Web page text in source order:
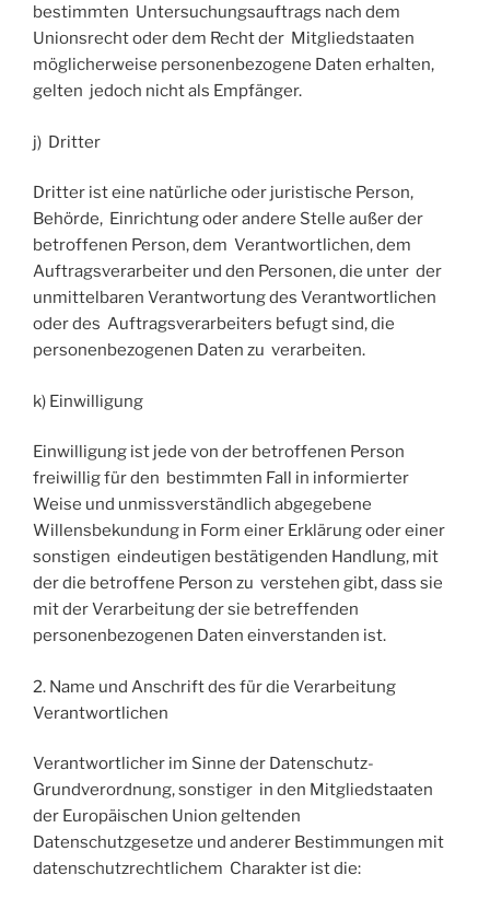
bestimmten Untersuchungsauftrags nach dem
Unionsrecht oder dem Recht der Mitgliedstaaten
möglicherweise personenbezogene Daten erhalten,
gelten jedoch nicht als Empfänger.
j) Dritter
Dritter ist eine natürliche oder juristische Person,
Behörde, Einrichtung oder andere Stelle außer der
betroffenen Person, dem Verantwortlichen, dem
Auftragsverarbeiter und den Personen, die unter der
unmittelbaren Verantwortung des Verantwortlichen
oder des Auftragsverarbeiters befugt sind, die
personenbezogenen Daten zu verarbeiten.
k) Einwilligung
Einwilligung ist jede von der betroffenen Person
freiwillig für den bestimmten Fall in informierter
Weise und unmissverständlich abgegebene
Willensbekundung in Form einer Erklärung oder einer
sonstigen eindeutigen bestätigenden Handlung, mit
der die betroffene Person zu verstehen gibt, dass sie
mit der Verarbeitung der sie betreffenden
personenbezogenen Daten einverstanden ist.
2. Name und Anschrift des für die Verarbeitung
Verantwortlichen
Verantwortlicher im Sinne der Datenschutz-
Grundverordnung, sonstiger in den Mitgliedstaaten
der Europäischen Union geltenden
Datenschutzgesetze und anderer Bestimmungen mit
datenschutzrechtlichem Charakter ist die: